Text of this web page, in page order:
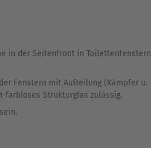
in der Seitenfront in Toilettenfenstern
Fenstern mit Aufteilung (Kämpfer u.
farbloses Strukturglas zulässig.